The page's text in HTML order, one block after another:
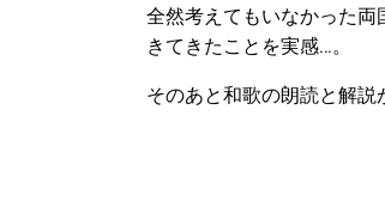
全然考えてもいなかった
きてきたことを実感…。
そのあと和歌の朗読と解説